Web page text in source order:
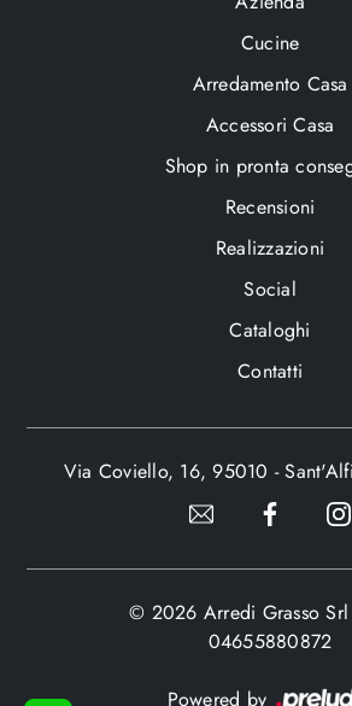
Cucine
Arredamento Casa
Accessori Casa
Shop in pronta
Recensioni
Realizzazioni
Social
Cataloghi
Contatti
Via Coviello, 16, 95010 -
© 2026 Arredi Grasso Srl
04655880872
Powered by